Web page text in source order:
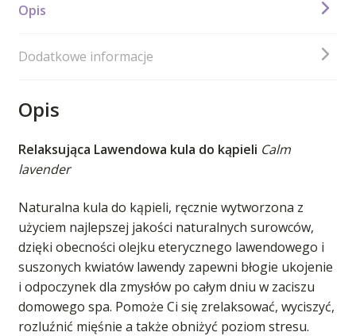
Opis
Dodatkowe informacje
Opis
Relaksująca Lawendowa kula do kąpieli Calm
lavender
Naturalna kula do kąpieli, ręcznie wytworzona z
użyciem najlepszej jakości naturalnych surowców,
dzięki obecności olejku eterycznego lawendowego i
suszonych kwiatów lawendy zapewni błogie ukojenie
i odpoczynek dla zmysłów po całym dniu w zaciszu
domowego spa. Pomoże Ci się zrelaksować, wyciszyć,
rozluźnić mięśnie a także obniżyć poziom stresu.